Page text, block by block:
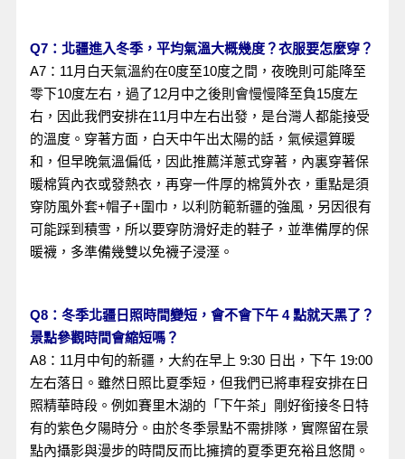
Q7：北疆進入冬季，平均氣溫大概幾度？衣服要怎麼穿？
A7：11月白天氣溫約在0度至10度之間，夜晚則可能降至
零下10度左右，過了12月中之後則會慢慢降至負15度左
右，因此我們安排在11月中左右出發，是台灣人都能接受
的溫度。穿著方面，白天中午出太陽的話，氣候還算暖
和，但早晚氣溫偏低，因此推薦洋蔥式穿著，內裏穿著保
暖棉質內衣或發熱衣，再穿一件厚的棉質外衣，重點是須
穿防風外套+帽子+圍巾，以利防範新疆的強風，另因很有
可能踩到積雪，所以要穿防滑好走的鞋子，並準備厚的保
暖襪，多準備幾雙以免襪子浸溼。
Q8：冬季北疆日照時間變短，會不會下午 4 點就天黑了？
景點參觀時間會縮短嗎？
A8：11月中旬的新疆，大約在早上 9:30 日出，下午 19:00
左右落日。雖然日照比夏季短，但我們已將車程安排在日
照精華時段。例如賽里木湖的「下午茶」剛好銜接冬日特
有的紫色夕陽時分。由於冬季景點不需排隊，實際留在景
點內攝影與漫步的時間反而比擁擠的夏季更充裕且悠閒。